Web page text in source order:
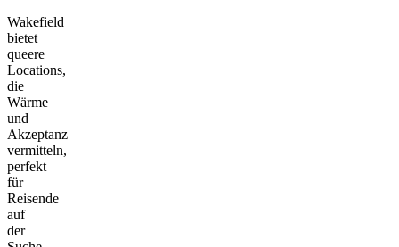
Wakefield
bietet
queere
Locations,
die
Wärme
und
Akzeptanz
vermitteln,
perfekt
für
Reisende
auf
der